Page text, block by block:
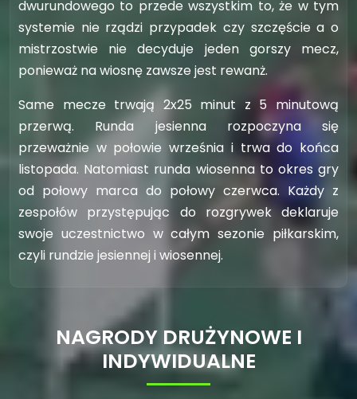
dwurundowego to przede wszystkim to, że w tym
systemie nie rządzi przypadek czy szczęście a o
mistrzostwie nie decyduje jeden gorszy mecz,
ponieważ na wiosnę zawsze jest rewanż.
Same mecze trwają 2x25 minut z 5 minutową
przerwą. Runda jesienna rozpoczyna się
przeważnie w połowie września i trwa do końca
listopada. Natomiast runda wiosenna to okres gry
od połowy marca do połowy czerwca. Każdy z
zespołów przystępując do rozgrywek deklaruje
swoje uczestnictwo w całym sezonie piłkarskim,
czyli rundzie jesiennej i wiosennej.
NAGRODY DRUŻYNOWE I
INDYWIDUALNE